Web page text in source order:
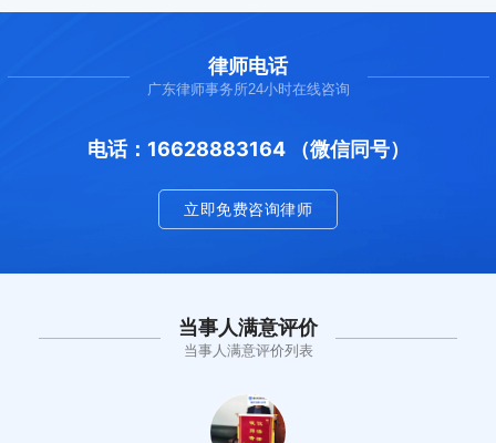
律师电话
广东律师事务所24小时在线咨询
电话：16628883164 （微信同号）
立即免费咨询律师
当事人满意评价
当事人满意评价列表